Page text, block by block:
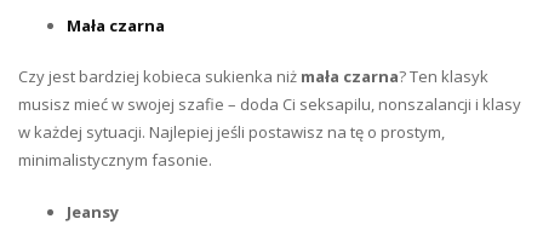
Mała czarna
Czy jest bardziej kobieca sukienka niż mała czarna? Ten klasyk
musisz mieć w swojej szafie – doda Ci seksapilu, nonszalancji i klasy
w każdej sytuacji. Najlepiej jeśli postawisz na tę o prostym,
minimalistycznym fasonie.
Jeansy